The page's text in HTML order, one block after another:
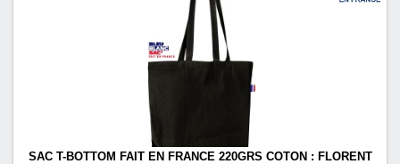
SAC T-BOTTOM FAIT EN FRANCE 220GRS COTON : FLORENT